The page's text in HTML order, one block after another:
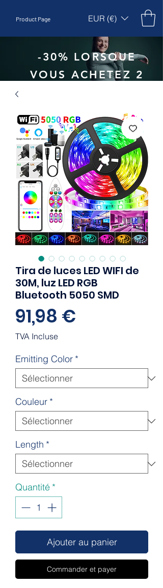
Product Page EUR (€)
-30% LORSQUE
VOUS ACHETEZ 2
Tira de luces LED WIFI de
30M, luz LED RGB
Bluetooth 5050 SMD
91,98 €
TVA Incluse
Emitting Color *
Couleur *
Length *
Quantité *
Ajouter au panier
Commander et payer